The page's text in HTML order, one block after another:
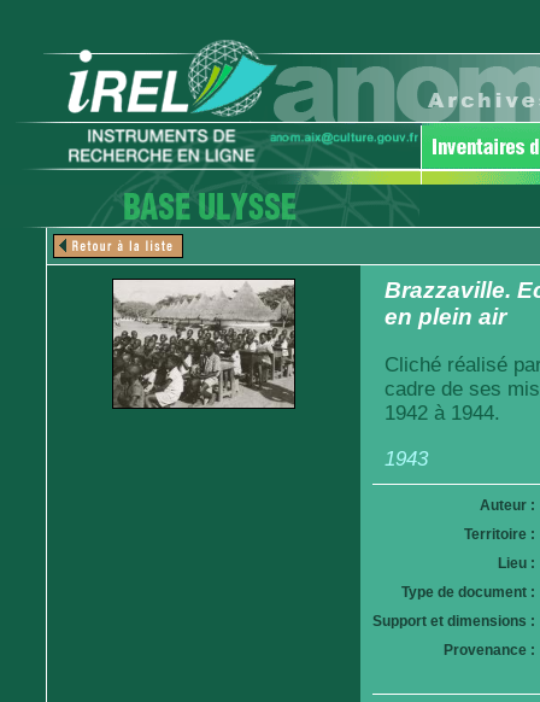
Brazzaville.
en plein air
Cliché réalisé
cadre de ses
1942 à 1944.
1943
Auteur :
Territoire :
Lieu :
Type de document :
Support et dimensions :
Provenance :